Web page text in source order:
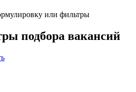
или фильтры
подбора вакансий